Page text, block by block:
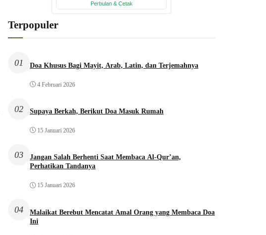
Terpopuler
01 Doa Khusus Bagi Mayit, Arab, Latin, dan Terjemahnya
4 Februari 2026
02 Supaya Berkah, Berikut Doa Masuk Rumah
15 Januari 2026
03
Jangan Salah Berhenti Saat Membaca Al-Qur’an,
Perhatikan Tandanya
15 Januari 2026
04
Malaikat Berebut Mencatat Amal Orang yang Membaca Doa
Ini